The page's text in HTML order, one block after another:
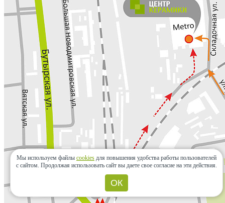
Мы используем файлы cookies для повышения удобства работы пользователей
с сайтом. Продолжая использовать сайт вы даете свое согласие на эти действия.
ОК